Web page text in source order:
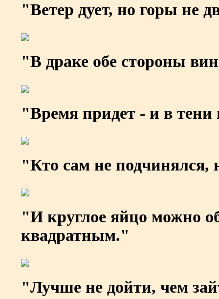
"Ветер дует, но горы не
"В драке обе стороны
"Время придет - и в тени
"Кто сам не подчинялся,
"И круглое яйцо можно
квадратным."
"Лучше не дойти, чем